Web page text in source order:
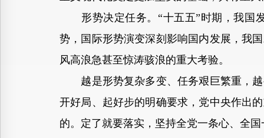
形势决定任务。“十五五”时期，我国发
势，国际形势演变深刻影响国内发展，我
风高浪急甚至惊涛骇浪的重大考验。
越是形势复杂多变、任务艰巨繁重，越
开好局、起好步的明确要求，党中央作出
的。定了就要落实，坚持全党一条心、全